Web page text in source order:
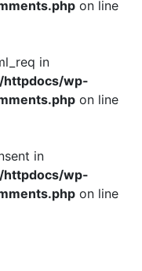
on line
in
wp-
on line
in
wp-
on line